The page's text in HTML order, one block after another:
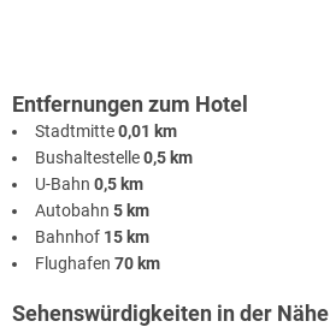
Entfernungen zum Hotel
Stadtmitte0,01 km
Bushaltestelle0,5 km
U-Bahn 0,5 km
Autobahn 5 km
Bahnhof 15 km
Flughafen 70 km
Sehenswürdigkeiten in der Nähe